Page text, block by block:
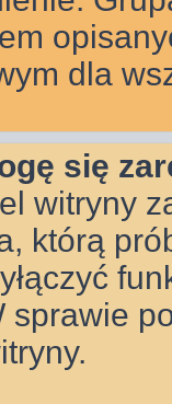
dla
się
witryny
którą
sprawie